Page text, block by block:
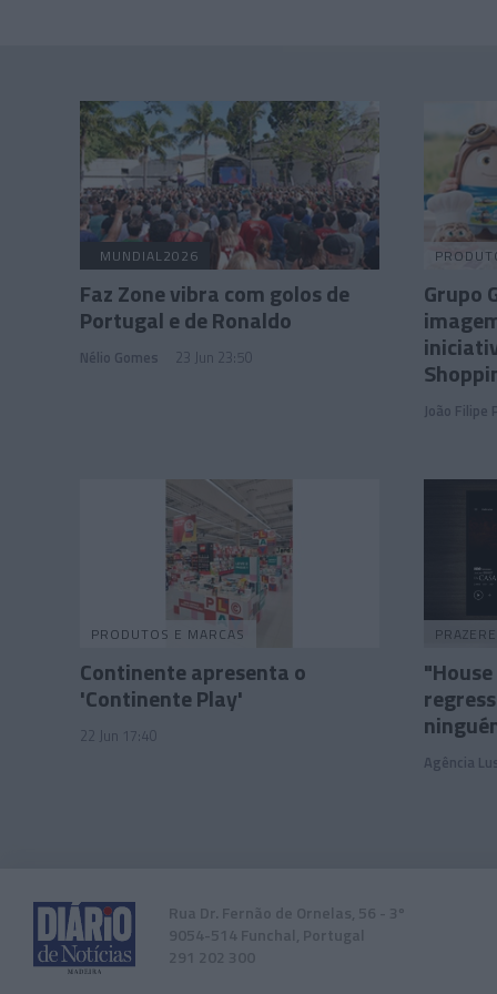
MUNDIAL2026
Faz Zone vibra com golos de
Portugal e de Ronaldo
Nélio Gomes 23 Jun 23:50
Grupo
João Filipe
PRODUTOS E MARCAS
Continente apresenta o
'Continente Play'
22 Jun 17:40
Agência
Rua Dr. Fernão de Ornelas, 56 - 3º
9054-514 Funchal, Portugal
291 202 300